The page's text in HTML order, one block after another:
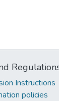
Instructions
policies